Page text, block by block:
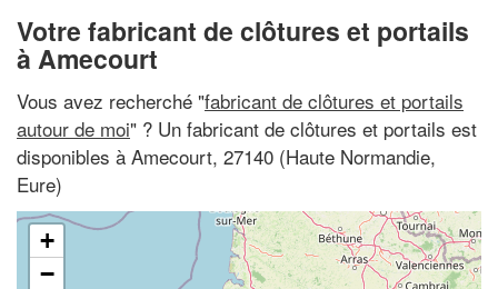
Votre fabricant de clôtures et portails
à Amecourt
Vous avez recherché "fabricant de clôtures et portails
autour de moi" ? Un fabricant de clôtures et portails est
disponibles à Amecourt, 27140 (Haute Normandie,
Eure)
+
−